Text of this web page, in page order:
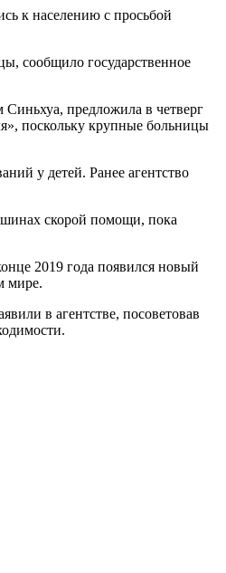
к населению с просьбой
сообщило государственное
предложила в четверг
поскольку крупные больницы
у детей. Ранее агентство
скорой помощи, пока
2019 года появился новый
мире.
в агентстве, посоветовав